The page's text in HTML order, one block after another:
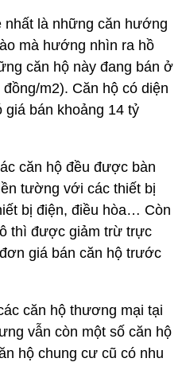
nhất là những căn hướng
mà hướng nhìn ra hồ
căn hộ này đang bán ở
m2). Căn hộ có diện
giá bán khoảng 14 tỷ
căn hộ đều được bàn
tường với các thiết bị
bị điện, điều hòa… Còn
thì được giảm trừ trực
giá bán căn hộ trước
căn hộ thương mại tại
vẫn còn một số căn hộ
hộ chung cư cũ có nhu